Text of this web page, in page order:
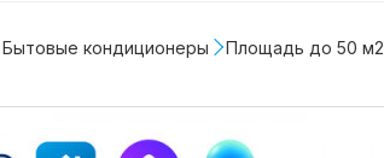
Бытовые кондиционеры Площадь до 50 м2